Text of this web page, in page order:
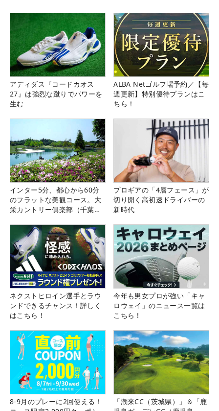
アディダス『コードカオス
27』は強烈な蹴りでパワーを
生む
ALBA Netゴルフ場予約／【毎
週更新】特別優待プランはこ
ちら！
インター5分、都心から60分
のフラットな美観コース。大
栄カントリー俱楽部（千葉
プロギアの「4層フェース」が
切り開く高初速ドライバーの
新時代
ネクストヒロイン選手とラウ
ンドできるチャンス！詳しく
はこちら！
今年も男女プロが強い「キャ
ロウェイ」のニュース一覧は
こちら！
8-9月のプレーに2回使える！
「潮来CC（茨城県）」＆「鹿